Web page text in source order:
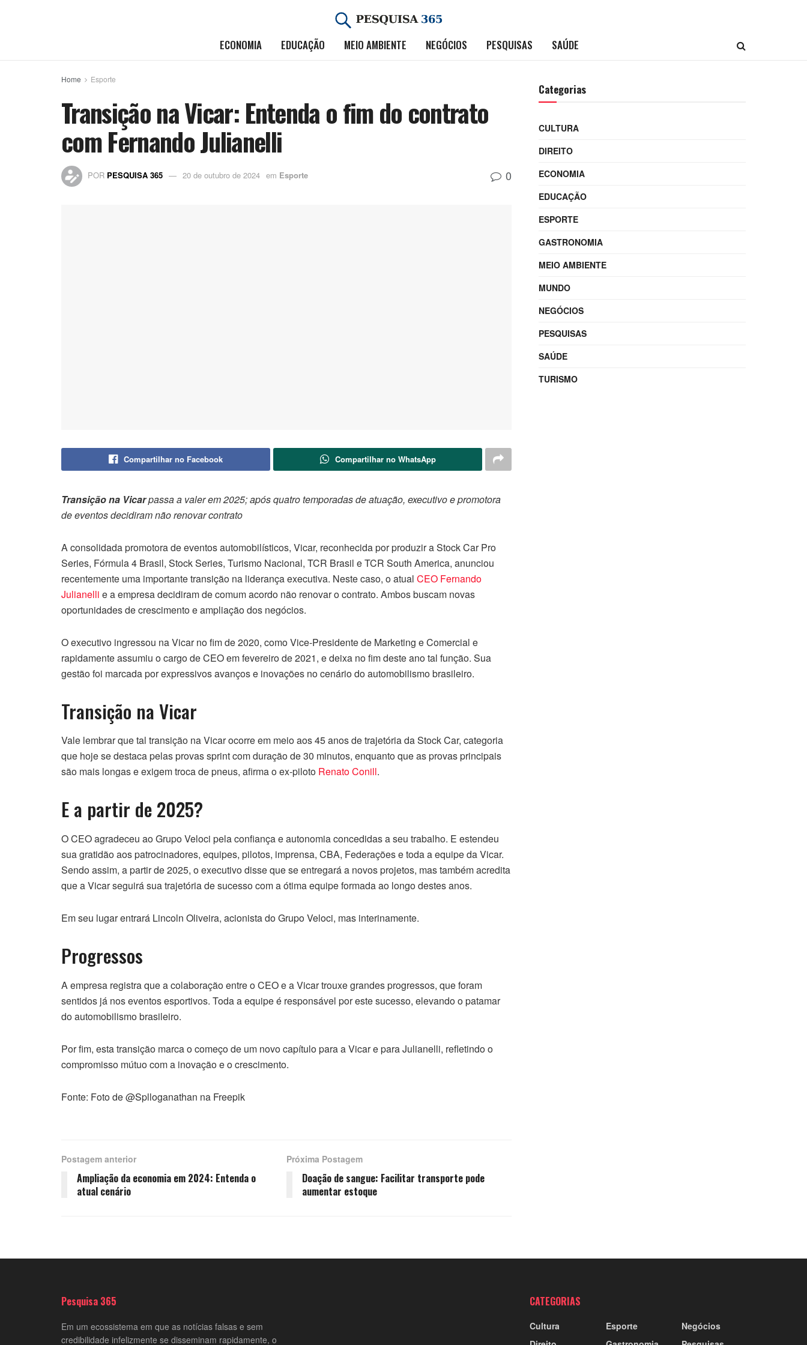
ECONOMIA EDUCAÇÃO MEIO AMBIENTE NEGÓCIOS PESQUISAS SAÚDE
Home Esporte
Transição na Vicar: Entenda o fim do contrato
com Fernando Julianelli
POR PESQUISA 365 20 de outubro de 2024 em Esporte 0
Compartilhar no Facebook Compartilhar no WhatsApp
Transição na Vicarpassa a valer em 2025; após quatro temporadas de atuação, executivo e promotora
de eventos decidiram não renovar contrato
A consolidada promotora de eventos automobilísticos, Vicar, reconhecida por produzir a Stock Car Pro
Series, Fórmula 4 Brasil, Stock Series, Turismo Nacional, TCR Brasil e TCR South America, anunciou
recentemente uma importante transição na liderança executiva. Neste caso, o atual CEO Fernando
Julianelli e a empresa decidiram de comum acordo não renovar o contrato. Ambos buscam novas
oportunidades de crescimento e ampliação dos negócios.
O executivo ingressou na Vicar no fim de 2020, como Vice-Presidente de Marketing e Comercial e
rapidamente assumiu o cargo de CEO em fevereiro de 2021, e deixa no fim deste ano tal função. Sua
gestão foi marcada por expressivos avanços e inovações no cenário do automobilismo brasileiro.
Transição na Vicar
Vale lembrar que tal transição na Vicar ocorre em meio aos 45 anos de trajetória da Stock Car, categoria
que hoje se destaca pelas provas sprint com duração de 30 minutos, enquanto que as provas principais
são mais longas e exigem troca de pneus, afirma o ex-piloto Renato Conill.
E a partir de 2025?
O CEO agradeceu ao Grupo Veloci pela confiança e autonomia concedidas a seu trabalho. E estendeu
sua gratidão aos patrocinadores, equipes, pilotos, imprensa, CBA, Federações e toda a equipe da Vicar.
Sendo assim, a partir de 2025, o executivo disse que se entregará a novos projetos, mas também acredita
que a Vicar seguirá sua trajetória de sucesso com a ótima equipe formada ao longo destes anos.
Em seu lugar entrará Lincoln Oliveira, acionista do Grupo Veloci, mas interinamente.
Progressos
A empresa registra que a colaboração entre o CEO e a Vicar trouxe grandes progressos, que foram
sentidos já nos eventos esportivos. Toda a equipe é responsável por este sucesso, elevando o patamar
do automobilismo brasileiro.
Por fim, esta transição marca o começo de um novo capítulo para a Vicar e para Julianelli, refletindo o
compromisso mútuo com a inovação e o crescimento.
Fonte: Foto de @Splloganathan na Freepik
Postagem anterior
Ampliação da economia em 2024: Entenda o
atual cenário
Próxima Postagem
Doação de sangue: Facilitar transporte pode
aumentar estoque
Categorias
CULTURA
DIREITO
ECONOMIA
EDUCAÇÃO
ESPORTE
GASTRONOMIA
MEIO AMBIENTE
MUNDO
NEGÓCIOS
PESQUISAS
SAÚDE
TURISMO
Pesquisa 365
Em um ecossistema em que as notícias falsas e sem
credibilidade infelizmente se disseminam rapidamente, o
CATEGORIAS
Cultura
Esporte
Negócios